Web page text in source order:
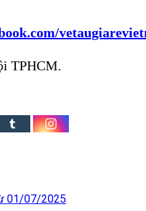
TPHCM.